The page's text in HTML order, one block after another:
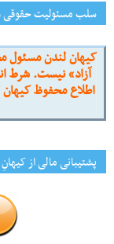
سلب مسئولیت حقوقی
کیهان لندن مسئول
آزاد» نیست. شرط
اطلاع محفوظ
پشتیبانی مالی از